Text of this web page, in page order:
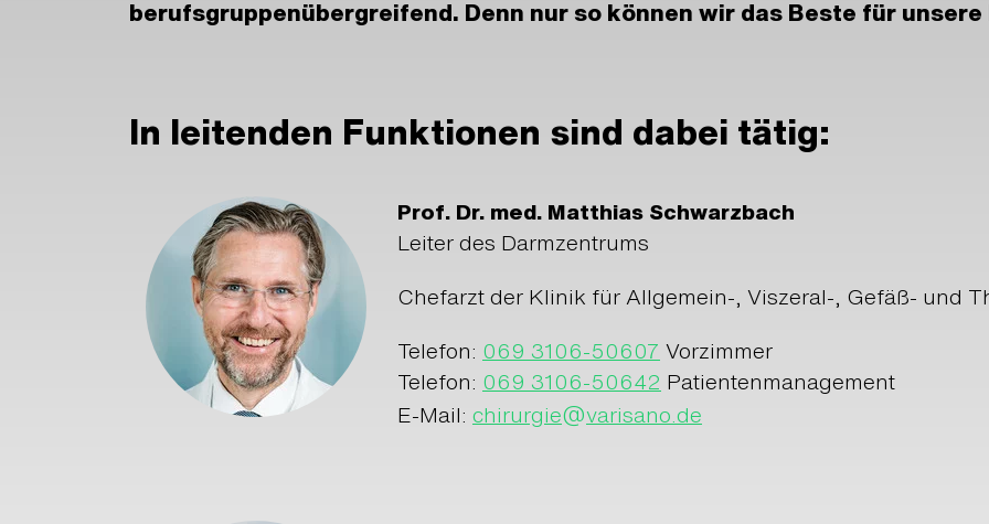
berufsgruppenübergreifend. Denn nur so können wir das Beste für
In leitenden Funktionen sind dabei tätig:
Prof. Dr. med. Matthias Schwarzbach
Leiter des Darmzentrums
Chefarzt der Klinik für Allgemein-, Viszeral-, Gefäß- und
Telefon: 069 3106-50607 Vorzimmer
Telefon: 069 3106-50642 Patientenmanagement
E-Mail: chirurgie@varisano.de